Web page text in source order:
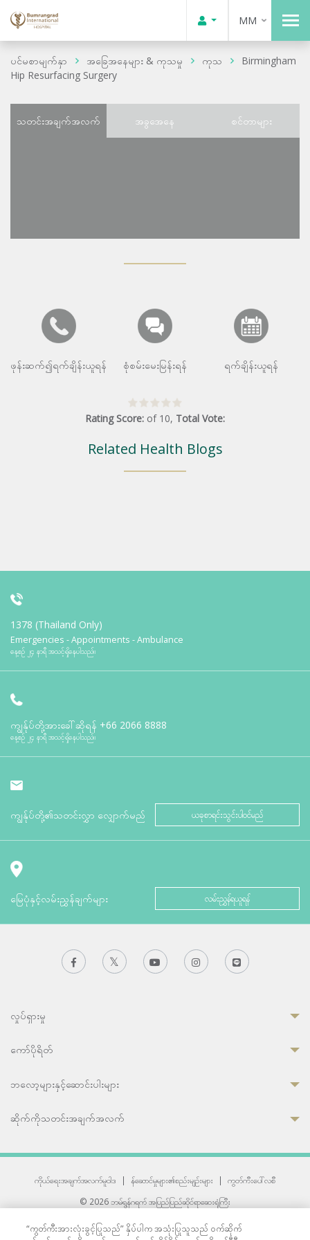
MM
ပင်မစာမျက်နှာ အခြေအနေများ & ကုသမှု ကုသ
Birmingham
Hip Resurfacing Surgery
သတင်းအချက်အလက် အခွအေနေ စင်တာများ
ဖုန်းဆက်၍ရက်ချိန်းယူရန် စုံစမ်းမေးမြန်းရန် ရက်ချိန်းယူရန်
Rating Score: of 10, Total Vote:
Related Health Blogs
1378 (Thailand Only)
Emergencies - Appointments - Ambulance
နေ့စဉ် ၂၄ နာရီ အသင့်ရှိနေပါသည်။
ကျွန်ုပ်တို့အားခေါ်ဆိုရန် +66 2066 8888
နေ့စဉ် ၂၄ နာရီ အသင့်ရှိနေပါသည်။
ကျွန်ုပ်တို့၏သတင်းလွှာ လျှောက်မည် ယခုစာရင်းသွင်းပါဝင်မည်
မြေပုံနှင့်လမ်းညွှန်ချက်များ လမ်းညွှန်ရယူရန်
လှုပ်ရှားမှု
ကော်ပိုရိတ်
ဘလော့များနှင့်ဆောင်းပါးများ
ဆိုက်ကိုသတင်းအချက်အလက်
ကိုယ်ရေးအချက်အလက်မူဝါဒ | န်ဆောင်မှုများ၏စည်းမျဉ်းများ |
ကွတ်ကီးပေါ်လစီ
© 2026 ဘမ်ရွန်ဂရက် အပြည်ပြည်ဆိုင်ရာဆေးရုံကြီး
“ကွတ်ကီးအားလုံးခွင့်ပြုသည်” နှိပ်ပါက အသုံးပြုသူသည် ဝက်ဆိုက်